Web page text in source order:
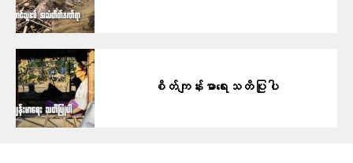
စိတ်ကျန်းမာရေးသတိပြုပါ